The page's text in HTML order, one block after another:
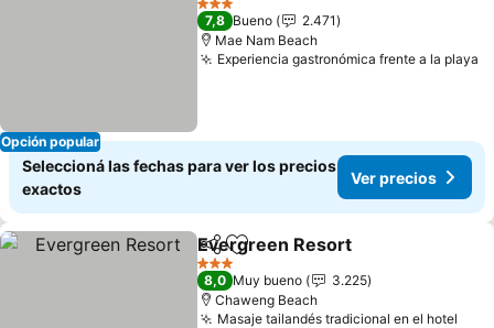
Opción popular
3 Estrellas
7,8 Bueno
2.471
Mae Nam Beach
Experiencia gastronómica frente a la playa
Seleccioná las fechas para ver los precios
exactos
Ver precios
CompartirAñadir a favoritos
Evergreen Resort
3 Estrellas
8,0 Muy bueno
3.225
Chaweng Beach
Masaje tailandés tradicional en el hotel